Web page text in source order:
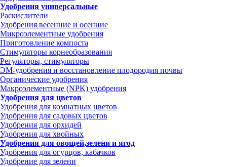
Удобрения универсальные
Раскислители
Удобрения весенние и осенние
Микроэлементные удобрения
Приготовление компоста
Стимуляторы корнеобразования
Регуляторы, стимуляторы
ЭМ-удобрения и восстановление плодородия почвы
Органические удобрения
Макроэлементные (NPK) удобрения
Удобрения для цветов
Удобрения для комнатных цветов
Удобрения для садовых цветов
Удобрения для орхидей
Удобрения для хвойных
Удобрения для овощей,зелени и ягод
Удобрения для огурцов, кабачков
Удобрение для зелени